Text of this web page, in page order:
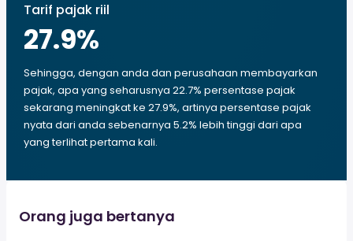
Tarif pajak riil
27.9%
Sehingga, dengan anda dan perusahaan membayarkan
pajak, apa yang seharusnya 22.7% persentase pajak
sekarang meningkat ke 27.9%, artinya persentase pajak
nyata dari anda sebenarnya 5.2% lebih tinggi dari apa
yang terlihat pertama kali.
Orang juga bertanya